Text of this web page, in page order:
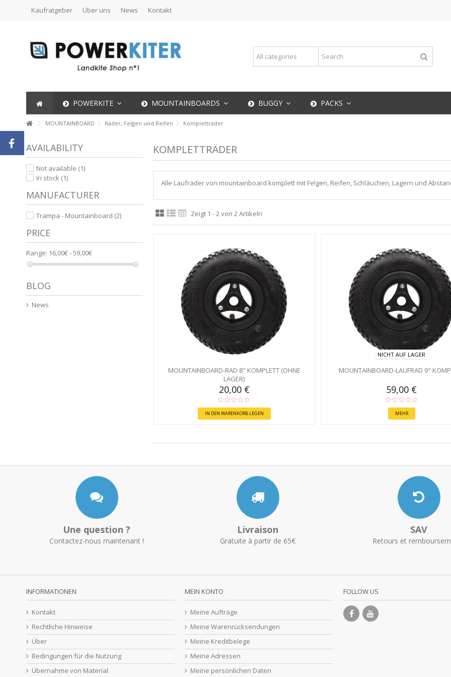
Kaufratgeber Über uns News Kontakt
POWERKITE MOUNTAINBOARDS BUGGY PACKS
MOUNTAINBOARD Räder, Felgen und Reifen Kompletträder
KOMPLETTRÄDER
Alle Laufräder von mountainboard komplett mit Felgen, Reifen, Schläuchen, Lagern und
Zeigt 1 - 2 von 2 Artikeln
MOUNTAINBOARD-RAD 8" KOMPLETT (OHNE
LAGER)
20,00 €
IN DEN WARENKORB LEGEN
NICHT AUF LAGER
MOUNTAINBOARD-LAUFRAD 9"
59,00 €
MEHR
AVAILABILITY
Not available (1)
In stock (1)
MANUFACTURER
Trampa - Mountainboard (2)
PRICE
Range: 16,00€ - 59,00€
BLOG
News
Une question ?
Contactez-nous maintenant !
Livraison
Gratuite à partir de 65€
SAV
Retours et
INFORMATIONEN
Kontakt
Rechtliche Hinweise
Über
Bedingungen für die Nutzung
Übernahme von Material
MEIN KONTO
Meine Aufträge
Meine Warenrücksendungen
Meine Kreditbelege
Meine Adressen
Meine persönlichen Daten
FOLLOW US